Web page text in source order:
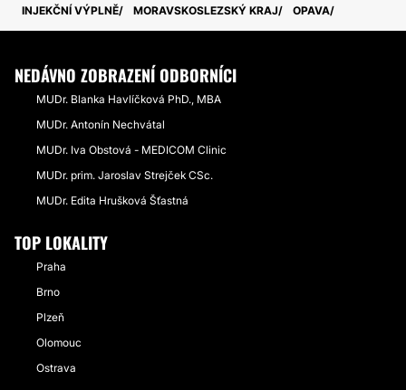
INJEKČNÍ VÝPLNĚ
MORAVSKOSLEZSKÝ KRAJ OPAVA
NEDÁVNO ZOBRAZENÍ ODBORNÍCI
MUDr. Blanka Havlíčková PhD., MBA
MUDr. Antonín Nechvátal
MUDr. Iva Obstová - MEDICOM Clinic
MUDr. prim. Jaroslav Strejček CSc.
MUDr. Edita Hrušková Šťastná
TOP LOKALITY
Praha
Brno
Plzeň
Olomouc
Ostrava